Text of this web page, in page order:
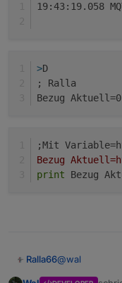
19:43:19.058
>D
; Ralla
Bezug Aktuell=0
;Mit
Bezug
print Bezug
Ralla66@wal